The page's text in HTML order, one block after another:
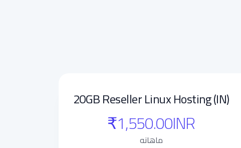
20GB Reseller Linux Hosting (IN)
₹1,550.00INR
ماهانه